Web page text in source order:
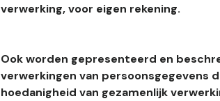
verwerking, voor eigen rekening.
Ook worden gepresenteerd en
verwerkingen van persoonsgegevens
hoedanigheid van gezamenlijk